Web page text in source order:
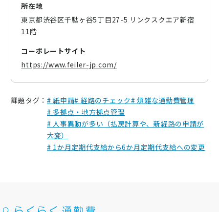
所在地
東京都渋谷区千駄ヶ谷5丁目27-5 リンクスクエア新宿
11階
コーポレートサイト
https://www.feiler-jp.com/
課題タグ： # 紙申請# 経路のチェック# 煩雑な通勤費管理
# 多拠点・地方拠点管理
# 人事異動が多い（払戻計算や、新経路の申請が
大変）
# 1か月定期代支給から6か月定期代支給への変更